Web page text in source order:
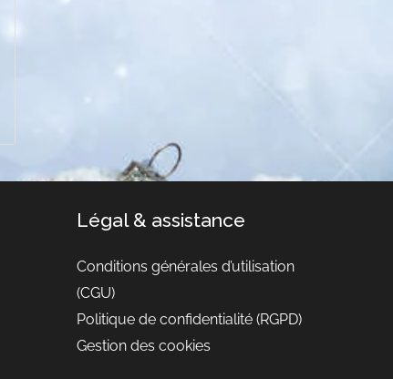
Légal & assistance
Conditions générales d’utilisation
(CGU)
Politique de confidentialité (RGPD)
Gestion des cookies